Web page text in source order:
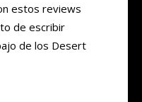
estos reviews
de escribir
de los Desert